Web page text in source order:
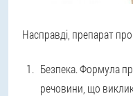
Насправді, препарат
Безпека. Формула
речовини, що